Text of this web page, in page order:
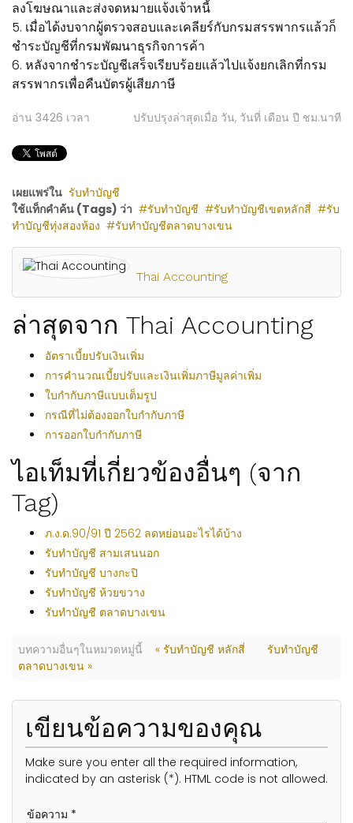
ลงโฆษณาและส่งจดหมายแจ้งเจ้าหนี้
5. เมื่อได้งบจากผู้ตรวจสอบและเคลียร์กับกรมสรรพากรแล้วก็
ชำระบัญชีที่กรมพัฒนาธุรกิจการค้า
6. หลังจากชำระบัญชีเสร็จเรียบร้อยแล้วไปแจ้งยกเลิกที่กรม
สรรพากรเพื่อคืนบัตรผู้เสียภาษี
อ่าน 3426 เวลา ปรับปรุงล่าสุดเมื่อ วัน, วันที่ เดือน ปี ชม:นาที
เผยแพร่ใน รับทำบัญชี
ใช้แท็กคำค้น (Tags) ว่า
รับทำบัญชี รับทำบัญชีเขตหลักสี่
รับ
ทำบัญชีทุ่งสองห้อง
รับทำบัญชีตลาดบางเขน
Thai Accounting
ล่าสุดจาก Thai Accounting
อัตราเบี้ยปรับเงินเพิ่ม
การคำนวณเบี้ยปรับและเงินเพิ่มภาษีมูลค่าเพิ่ม
ใบกำกับภาษีแบบเต็มรูป
กรณีที่ไม่ต้องออกใบกำกับภาษี
การออกใบกำกับภาษี
ไอเท็มที่เกี่ยวข้องอื่นๆ (จาก
Tag)
ภ.ง.ด.90/91 ปี 2562 ลดหย่อนอะไรได้บ้าง
รับทำบัญชี สามเสนนอก
รับทำบัญชี บางกะปิ
รับทำบัญชี ห้วยขวาง
รับทำบัญชี ตลาดบางเขน
บทความอื่นๆในหมวดหมู่นี้ « รับทำบัญชี หลักสี่
รับทำบัญชี
ตลาดบางเขน »
เขียนข้อความของคุณ
Make sure you enter all the required information,
indicated by an asterisk (*). HTML code is not allowed.
ข้อความ *